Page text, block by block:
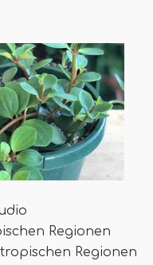
Regionen
Regionen